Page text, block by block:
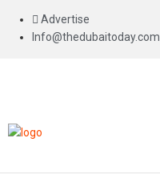
Advertise
Info@thedubaitoday.com